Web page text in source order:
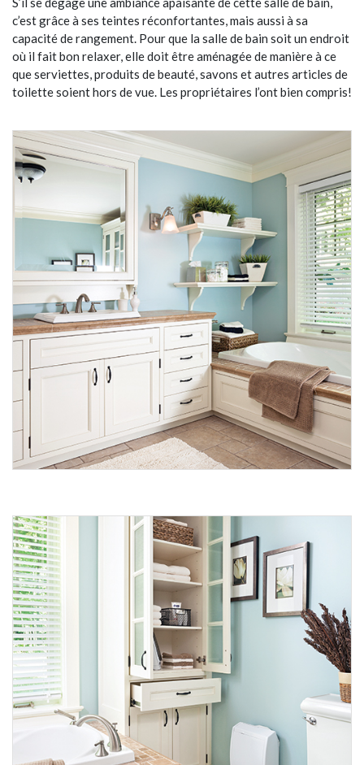
c’est grâce à ses teintes réconfortantes, mais aussi à sa
capacité de rangement. Pour que la salle de bain soit un endroit
où il fait bon relaxer, elle doit être aménagée de manière à ce
que serviettes, produits de beauté, savons et autres articles de
toilette soient hors de vue. Les propriétaires l’ont bien compris!